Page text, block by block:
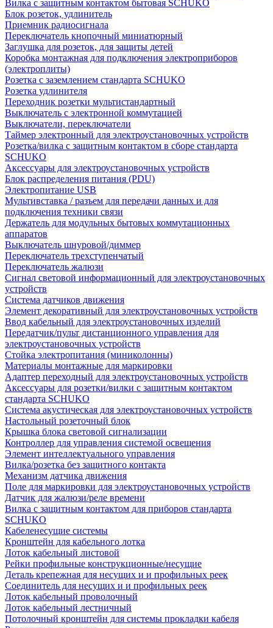
Вилка с защитным контактом бытовая SCHUKO
Блок розеток, удлинитель
Приемник радиосигнала
Переключатель кнопочный миниатюрный
Заглушка для розеток, для защиты детей
Коробка монтажная для подключения электроприборов
(электроплиты)
Розетка с заземлением стандарта SCHUKO
Розетка удлинителя
Переходник розетки мультистандартный
Выключатель с электронной коммутацией
Выключатели, переключатели
Таймер электронный для электроустановочных устройств
Розетка/вилка с защитным контактом в сборе стандарта
SCHUKO
Аксессуары для электроустановочных устройств
Блок распределения питания (PDU)
Электропитание USB
Мультивставка / разъем для передачи данных и для
подключения техники связи
Держатель для модульных бытовых коммутационных
аппаратов
Выключатель шнуровой/диммер
Переключатель трехступенчатый
Переключатель жалюзи
Сигнал световой информационный для электроустановочных
устройств
Система датчиков движения
Элемент декоративный для электроустановочных устройств
Ввод кабельный для электроустановочных изделий
Передатчик/пульт дистанционного управления для
электроустановочных устройств
Стойка электропитания (миниколонны)
Материалы монтажные для маркировки
Адаптер переходный для электроустановочных устройств
Аксессуары для розетки/вилки с защитным контактом
стандарта SCHUKO
Система акустическая для электроустановочных устройств
Настольный розеточный блок
Крышка блока световой сигнализации
Контроллер для управления системой освещения
Элемент интеллектуального управления
Вилка/розетка без защитного контакта
Механизм датчика движения
Поле для маркировки для электроустановочных устройств
Датчик для жалюзи/реле времени
Вилка с защитным контактом для приборов стандарта
SCHUKO
Кабеленесущие системы
Кронштейн для кабельного лотка
Лоток кабельный листовой
Рейки профильные конструкционные/несущие
Деталь крепежная для несущих и и профильных реек
Соединитель для несущих и и профильных реек
Лоток кабельный проволочный
Лоток кабельный лестничный
Потолочный кронштейн для системы прокладки кабеля